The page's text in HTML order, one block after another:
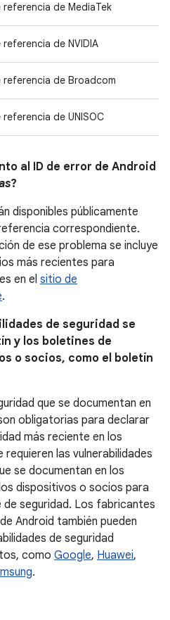
referencia de MediaTek
referencia de NVIDIA
referencia de Broadcom
referencia de UNISOC
al ID de error de Android
?
disponibles públicamente
correspondiente.
de ese problema se incluye
más recientes para
en el sitio de
.
de seguridad se
y los boletines de
o socios, como el boletín
que se documentan en
obligatorias para declarar
más reciente en los
las vulnerabilidades
se documentan en los
dispositivos o socios para
de seguridad. Los fabricantes
Android también pueden
de seguridad
como Google, Huawei,
.